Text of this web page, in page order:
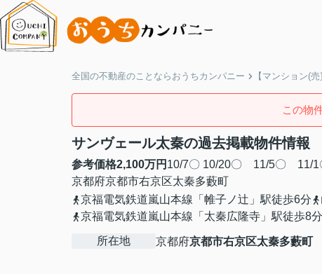
全国の不動産のことならおうちカンパニー 【マンション(
この物
サンヴェール太秦の過去掲載物件情報
参考価格2,100万円 10/7〇 10/20〇 11/5〇 11/
京都府京都市右京区太秦多藪町
京福電気鉄道嵐山本線「帷子ノ辻」駅徒歩6分
京福電気鉄道嵐山本線「太秦広隆寺」駅徒歩8分
所在地 京都府京都市右京区太秦多藪町